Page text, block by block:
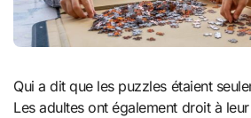
Qui a dit que les puzzles étaient
Les adultes ont également droit à